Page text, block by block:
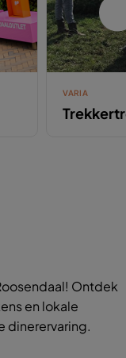
VARIA
Ontdek
en lokale
dinerervaring.